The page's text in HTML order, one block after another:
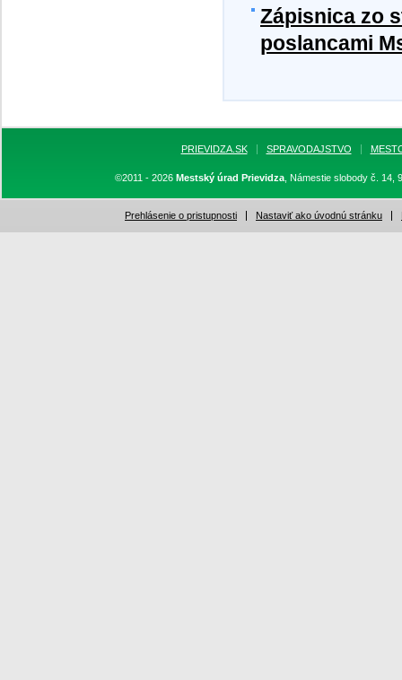
Zápisnica zo
poslancami
PRIEVIDZA.SK SPRAVODAJSTVO
©2011 - 2026 Mestský úrad Prievidza, Námestie slobody č. 14,
Prehlásenie o pristupnosti Nastaviť ako úvodnú stránku